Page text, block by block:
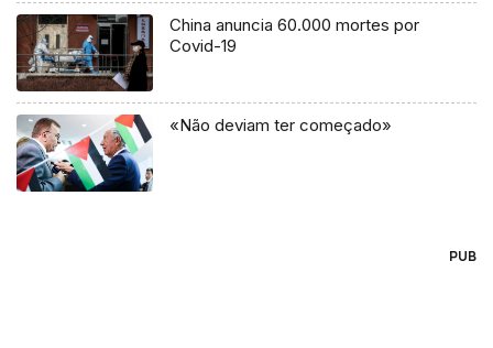
China anuncia 60.000 mortes por
Covid-19
«Não deviam ter começado»
PUB